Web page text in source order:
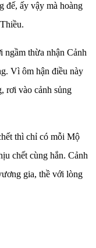
đế, ấy vậy mà hoàng
ngầm thừa nhận Cảnh
Vì ôm hận điều này
rơi vào cảnh sủng
thì chỉ có mỗi Mộ
chết cùng hắn. Cảnh
gia, thề với lòng